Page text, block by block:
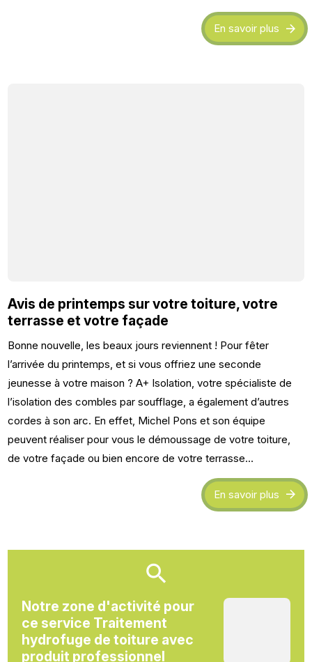
En savoir plus
Avis de printemps sur votre toiture, votre
terrasse et votre façade
Bonne nouvelle, les beaux jours reviennent ! Pour fêter
l’arrivée du printemps, et si vous offriez une seconde
jeunesse à votre maison ? A+ Isolation, votre spécialiste de
l’isolation des combles par soufflage, a également d’autres
cordes à son arc. En effet, Michel Pons et son équipe
peuvent réaliser pour vous le démoussage de votre toiture,
de votre façade ou bien encore de votre terrasse…
En savoir plus
Notre zone d'activité pour
ce service Traitement
hydrofuge de toiture avec
produit professionnel